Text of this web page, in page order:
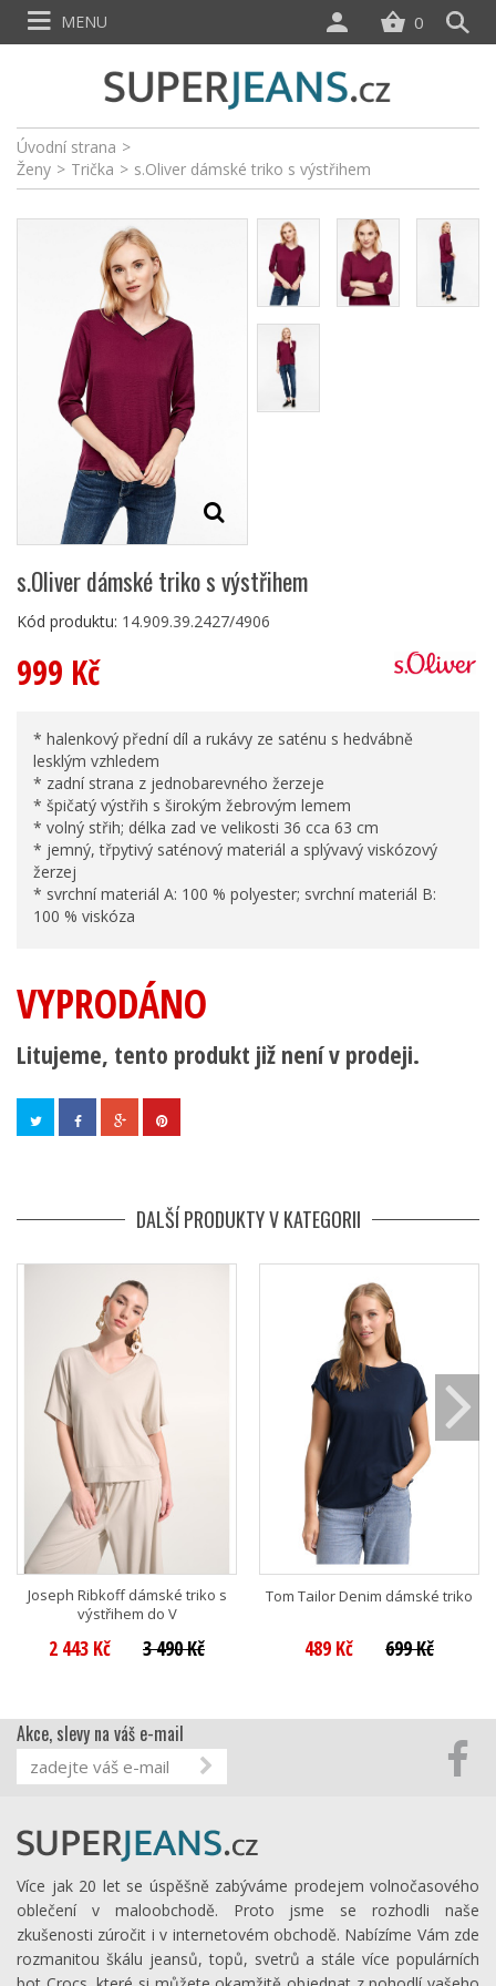
Úvodní strana >
Ženy > Trička > s.Oliver dámské triko s výstřihem
s.Oliver dámské triko s výstřihem
Kód produktu: 14.909.39.2427/4906
999 Kč
* halenkový přední díl a rukávy ze saténu s hedvábně
lesklým vzhledem
* zadní strana z jednobarevného žerzeje
* špičatý výstřih s širokým žebrovým lemem
* volný střih; délka zad ve velikosti 36 cca 63 cm
* jemný, třpytivý saténový materiál a splývavý viskózový
žerzej
* svrchní materiál A: 100 % polyester; svrchní materiál B:
100 % viskóza
VYPRODÁNO
Litujeme, tento produkt již není v prodeji.
DALŠÍ PRODUKTY V KATEGORII
Joseph Ribkoff dámské triko s
výstřihem do V
2 443 Kč 3 490 Kč
Tom Tailor Denim dámské triko
489 Kč 699 Kč
0
MENU
Akce, slevy na váš e-mail
Více jak 20 let se úspěšně zabýváme prodejem volnočasového
oblečení v maloobchodě. Proto jsme se rozhodli naše
zkušenosti zúročit i v internetovém obchodě. Nabízíme Vám zde
rozmanitou škálu jeansů, topů, svetrů a stále více populárních